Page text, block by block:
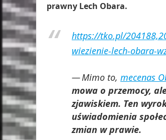
prawny Lech Obara.
https://tko.pl/
wiezienie-lech-obara-
Mimo to, mecenas
mowa o przemocy,
zjawiskiem. Ten
uświadomienia
zmian w prawie.